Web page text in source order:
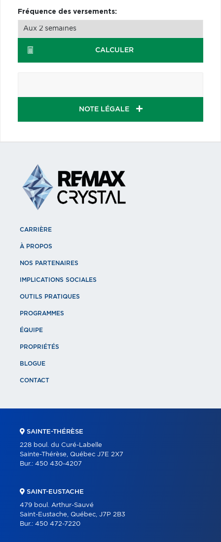
Fréquence des versements:
CALCULER
NOTE LÉGALE
CARRIÈRE
À PROPOS
NOS PARTENAIRES
IMPLICATIONS SOCIALES
OUTILS PRATIQUES
PROGRAMMES
ÉQUIPE
PROPRIÉTÉS
BLOGUE
CONTACT
SAINTE-THÉRÈSE
228 boul. du Curé-Labelle
Sainte-Thérèse, Québec J7E 2X7
Bur.: 450 430-4207
SAINT-EUSTACHE
479 boul. Arthur-Sauvé
Saint-Eustache, Québec, J7P 2B3
Bur.: 450 472-7220